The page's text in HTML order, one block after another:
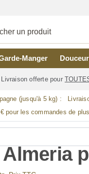
Manger
Livraison offerte pour
(jusqu'à 5 kg) :
€ pour les commandes de